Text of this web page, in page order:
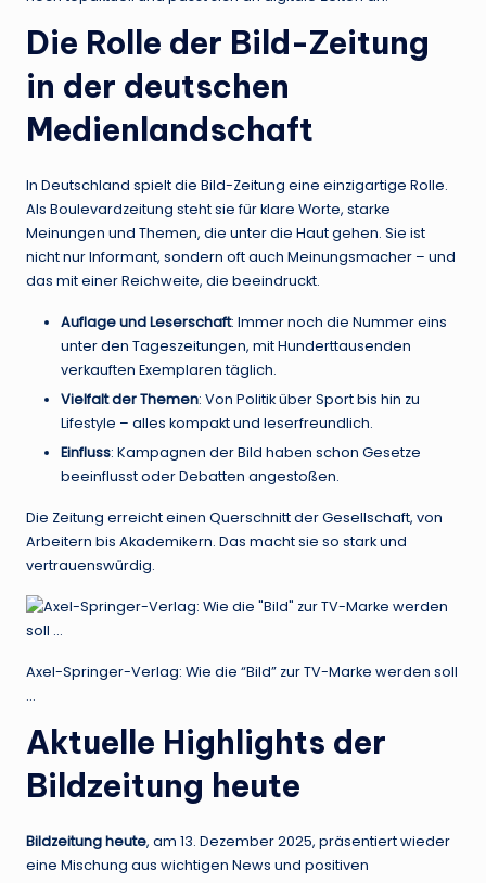
Die Rolle der Bild-Zeitung
in der deutschen
Medienlandschaft
In Deutschland spielt die Bild-Zeitung eine einzigartige Rolle.
Als Boulevardzeitung steht sie für klare Worte, starke
Meinungen und Themen, die unter die Haut gehen. Sie ist
nicht nur Informant, sondern oft auch Meinungsmacher – und
das mit einer Reichweite, die beeindruckt.
Auflage und Leserschaft: Immer noch die Nummer eins
unter den Tageszeitungen, mit Hunderttausenden
verkauften Exemplaren täglich.
Vielfalt der Themen: Von Politik über Sport bis hin zu
Lifestyle – alles kompakt und leserfreundlich.
Einfluss: Kampagnen der Bild haben schon Gesetze
beeinflusst oder Debatten angestoßen.
Die Zeitung erreicht einen Querschnitt der Gesellschaft, von
Arbeitern bis Akademikern. Das macht sie so stark und
vertrauenswürdig.
Axel-Springer-Verlag: Wie die “Bild” zur TV-Marke werden soll
…
Aktuelle Highlights der
Bildzeitung heute
Bildzeitung heute, am 13. Dezember 2025, präsentiert wieder
eine Mischung aus wichtigen News und positiven